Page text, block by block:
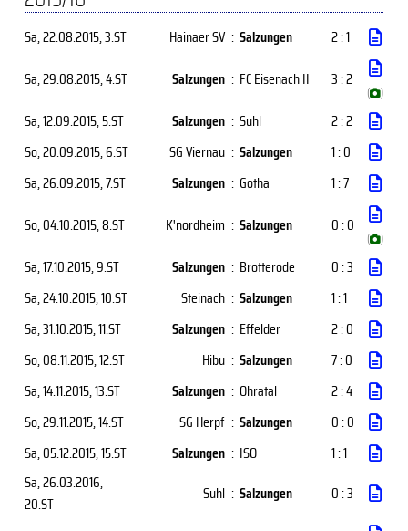
Sa, 22.08.2015, 3.ST Hainaer SV : Salzungen
2 : 1
Sa, 29.08.2015, 4.ST Salzungen : FC Eisenach II 3 : 2
( )
Sa, 12.09.2015, 5.ST Salzungen : Suhl
2 : 2
So, 20.09.2015, 6.ST SG Viernau : Salzungen
1 : 0
Sa, 26.09.2015, 7.ST Salzungen : Gotha
1 : 7
So, 04.10.2015, 8.ST K'nordheim : Salzungen 0 : 0
( )
Sa, 17.10.2015, 9.ST Salzungen : Brotterode
0 : 3
Sa, 24.10.2015, 10.ST Steinach : Salzungen
1 : 1
Sa, 31.10.2015, 11.ST Salzungen : Effelder
2 : 0
So, 08.11.2015, 12.ST Hibu : Salzungen
7 : 0
Sa, 14.11.2015, 13.ST Salzungen : Ohratal
2 : 4
So, 29.11.2015, 14.ST SG Herpf : Salzungen
0 : 0
Sa, 05.12.2015, 15.ST Salzungen : ISO
1 : 1
Sa, 26.03.2016,
20.ST
Suhl : Salzungen 0 : 3